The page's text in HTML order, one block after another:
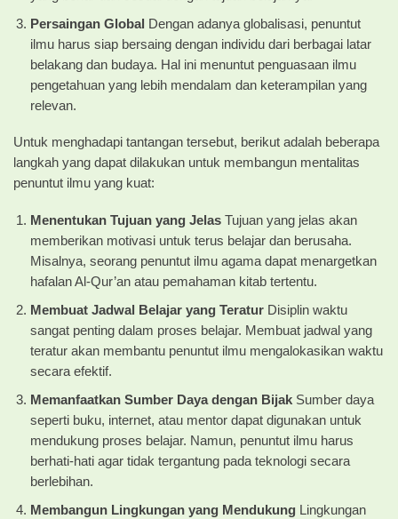
Persaingan Global Dengan adanya globalisasi, penuntut
ilmu harus siap bersaing dengan individu dari berbagai latar
belakang dan budaya. Hal ini menuntut penguasaan ilmu
pengetahuan yang lebih mendalam dan keterampilan yang
relevan.
Untuk menghadapi tantangan tersebut, berikut adalah beberapa
langkah yang dapat dilakukan untuk membangun mentalitas
penuntut ilmu yang kuat:
Menentukan Tujuan yang JelasTujuan yang jelas akan
memberikan motivasi untuk terus belajar dan berusaha.
Misalnya, seorang penuntut ilmu agama dapat menargetkan
hafalan Al-Qur’an atau pemahaman kitab tertentu.
Membuat Jadwal Belajar yang TeraturDisiplin waktu
sangat penting dalam proses belajar. Membuat jadwal yang
teratur akan membantu penuntut ilmu mengalokasikan waktu
secara efektif.
Memanfaatkan Sumber Daya dengan BijakSumber daya
seperti buku, internet, atau mentor dapat digunakan untuk
mendukung proses belajar. Namun, penuntut ilmu harus
berhati-hati agar tidak tergantung pada teknologi secara
berlebihan.
Membangun Lingkungan yang MendukungLingkungan